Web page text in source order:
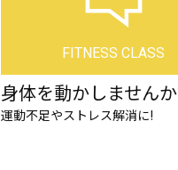
FITNESS CLASS
身体を動かしません
運動不足やストレス解消に!